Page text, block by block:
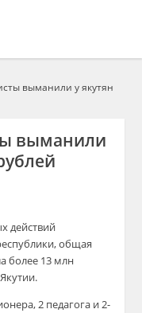
выманили у якутян
выманили
действий
общая
более 13 млн
2 педагога и 2-